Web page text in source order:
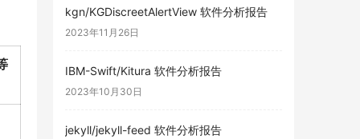
kgn/KGDiscreetAlertView 软件分析报告
2023年11月26日
IBM-Swift/Kitura 软件分析报告
2023年10月30日
jekyll/jekyll-feed 软件分析报告